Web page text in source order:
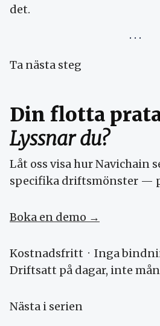
det.
Ta nästa steg
Din flotta
Lyssnar du?
Låt oss visa hur Navichain
specifika driftsmönster —
Boka en demo →
Kostnadsfritt · Inga
Driftsatt på dagar, inte
Nästa i serien